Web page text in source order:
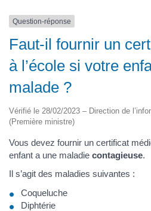
Question-réponse
Faut-il fournir un
à l’école si votre
malade ?
Vérifié le 28/02/2023 – Direction de
(Première ministre)
Vous devez fournir un certificat
enfant a une maladie contagieuse.
Il s’agit des maladies suivantes :
Coqueluche
Diphtérie